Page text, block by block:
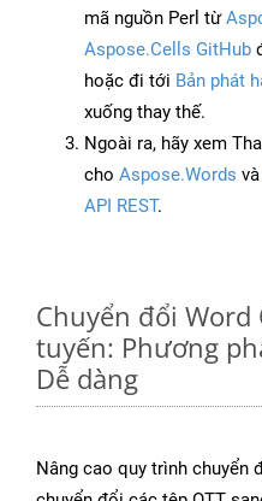
mã nguồn Perl từ
Aspose.Cells GitHub
hoặc đi tới Bản phát
xuống thay thế.
Ngoài ra, hãy xem
cho Aspose.Words và
API REST.
Chuyển đổi Word
tuyến: Phương
Dễ dàng
Nâng cao quy trình chuyển